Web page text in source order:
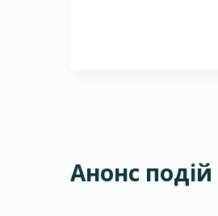
Анонс подій